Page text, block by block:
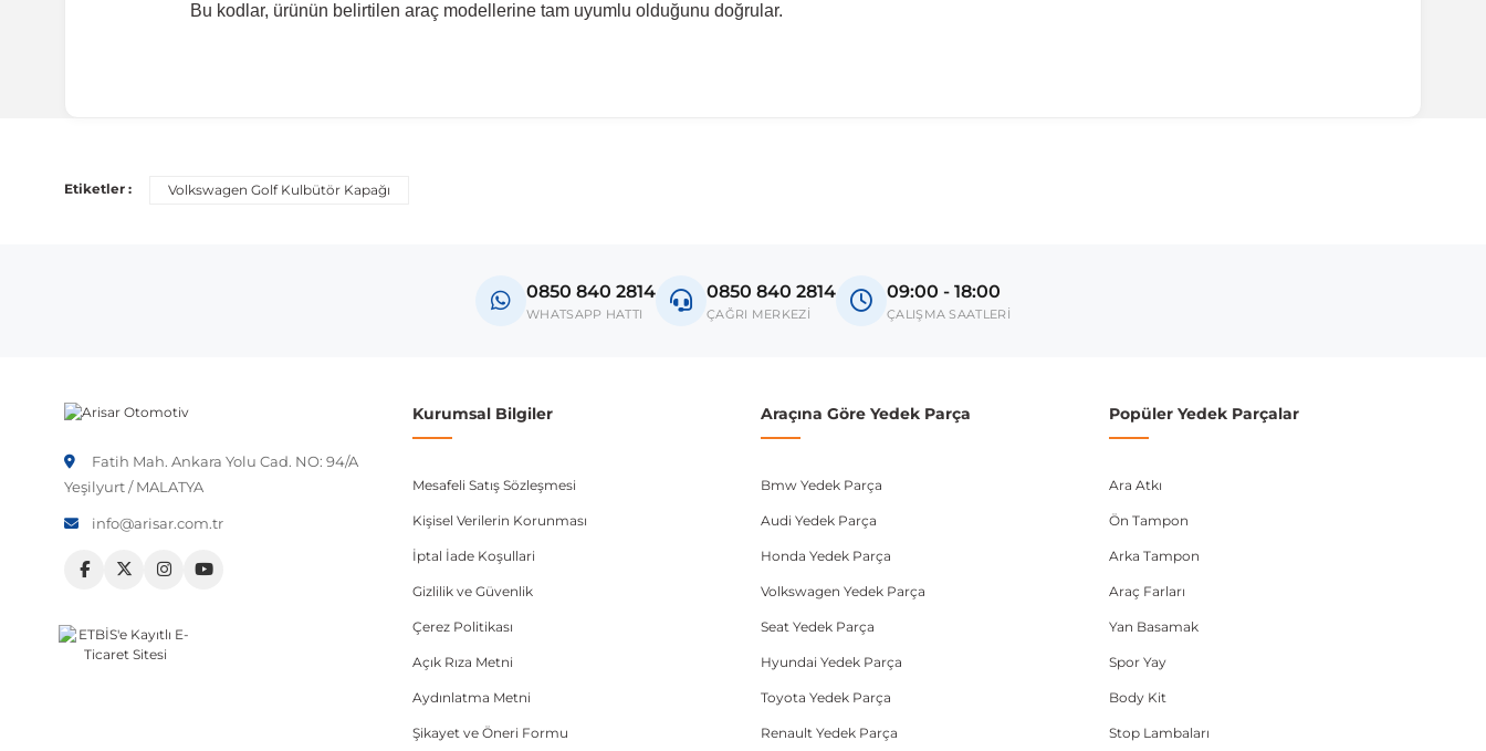
Bu kodlar, ürünün belirtilen araç modellerine tam uyumlu olduğunu doğrular.
Golf VI
2004-2013
Seat 2005-2012
Audi A3 8P 2003-2012
Not:
Araç üreticileri aynı model yılı içerisinde farklı donanım ve kasa tipleri kullanabilmektedir. Sipariş vermeden önce OEM numarası veya şasi numarası ile uyumluluğu kontrol
Etiketler : Volkswagen Golf Kulbütör Kapağı
0850 840 2814
WHATSAPP HATTI
0850 840 2814
ÇAĞRI MERKEZİ
09:00 - 18:00
ÇALIŞMA SAATLERİ
Fatih Mah. Ankara Yolu Cad. NO: 94/A
Yeşilyurt / MALATYA
info@arisar.com.tr
Kurumsal Bilgiler
Mesafeli Satış Sözleşmesi
Kişisel Verilerin Korunması
İptal İade Koşullari
Gizlilik ve Güvenlik
Çerez Politikası
Açık Rıza Metni
Aydınlatma Metni
Şikayet ve Öneri Formu
Araçına Göre Yedek Parça
Bmw Yedek Parça
Audi Yedek Parça
Honda Yedek Parça
Volkswagen Yedek Parça
Seat Yedek Parça
Hyundai Yedek Parça
Toyota Yedek Parça
Renault Yedek Parça
Popüler Yedek Parçalar
Ara Atkı
Ön Tampon
Arka Tampon
Araç Farları
Yan Basamak
Spor Yay
Body Kit
Stop Lambaları